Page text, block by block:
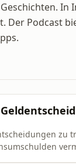
In
Der Podcast
zu